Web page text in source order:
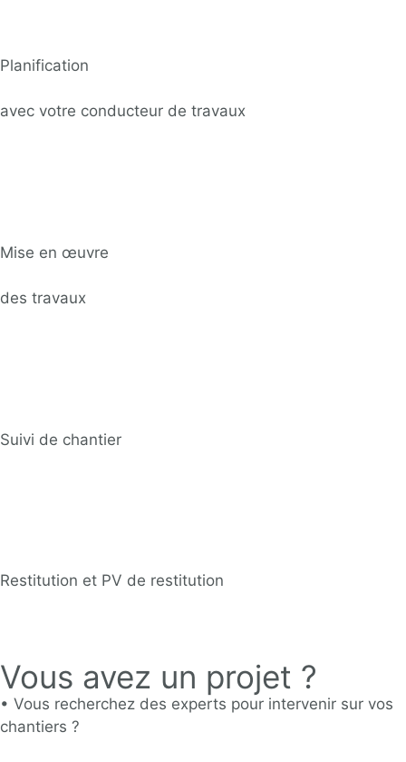
Planification
avec votre conducteur de travaux
Mise en œuvre
des travaux
Suivi de chantier
Restitution et PV de restitution
Vous avez un projet ?
• Vous recherchez des experts pour intervenir sur vos
chantiers ?